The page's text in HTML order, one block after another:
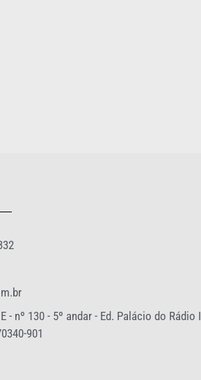
- nº 130 - 5º andar - Ed. Palácio do Rádio I
901